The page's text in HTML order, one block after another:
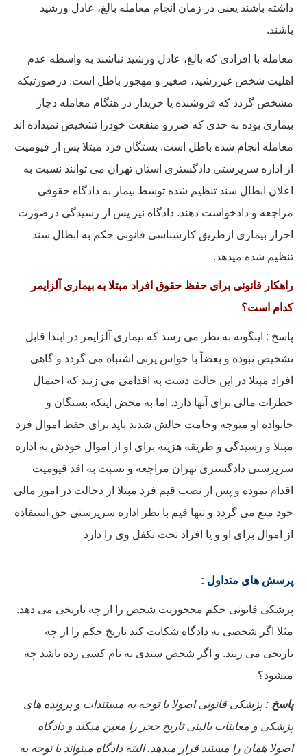
داشته باشند یعنی در زمان انجام معامله بالغ، عادل ورشید
باشند.
معامله با افرادی که بالغ، عادل ورشید نباشند به واسطه عدم
اهلیت شخص غیررشید، صغیر و مهجور باطل است. درصورتیکه
مشخص گردد که فروشنده یا خریدار در هنگام معامله دچار
بیماری بوده به حدی که ضررو منفعت خودرا تشخیص نمیداده اند
معامله انجام شده باطل است. بستگان فرد مبتلا پس از قیومیت
از اداره سرپرستی دادگستری استان تهران می توانند نسبت به
اعلان ابطال سند تنظیم شده توسط بیمار به دادگاه حقوقی
مراجعه و دادخواست دهند. دادگاه نیز پس از رسیدگی درصورت
احراز بیماری ازطریق کارشناسی قانونی حکم به ابطال سند
تنظیم شده میدهد.
راهکار قانونی برای حفظ حقوق افراد مبتلا به بیماری آلزایمر
کدام است؟
پاسخ : اینگونه به نظر می رسد که بیماری آلزایمر در ابتدا قابل
تشخیص نبوده و بعضاً با حواس پرتی اشتباه می گردد و گاهی
افراد مبتلا در این حالت دست به اقدامی می زنند که احتمال
خطرات مالی برای آنها دارد. اما به محض اینکه بستگان و
خانواده او متوجه وخامت حالش شدند باید برای حفظ اموال فرد
مبتلا و رسیدگی و طریقه هزینه برای او از اموال خودش به اداره
سرپرستی دادگستری تهران مراجعه و نسبت به اقد قیومیت
اقدام نموده و پس از نصب قیم فرد مبتلا از دخالت در امور مالی
خود منع می گردد و تنها قیم با نظر اداره سرپرستی حق استفاده
از اموال برای او و یا افراد تحت تکفل وی را دارد
پرسش های متداول :
پزشکی قانونی حکم محجوریت شخص را از چه تاریخی می دهد.
مثلا اگر شخصی به دادگاه شکایت کند تاریخ حکم را از چه
تاریخی می زنند. و اگر شخص سندی به نام کسی زده باشد چه
میشود؟
پاسخ : پزشكى قانونى اصولا با توجه به مستندات و پرونده هاى
پزشكى و معاينات بالينى تاريخ حجر را معين ميكند و دادگاه
اصولا همان را مستند قرار ميدهد. البته دادگاه ميتواند با توجه به